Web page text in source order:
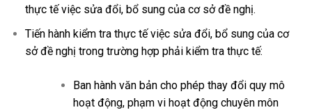
thực tế việc sửa đổi, bổ sung của cơ sở đề nghị.
Tiến hành kiểm tra thực tế việc sửa đổi, bổ sung của cơ
sở đề nghị trong trường hợp phải kiểm tra thực tế:
Ban hành văn bản cho phép thay đổi quy mô
hoạt động, phạm vi hoạt động chuyên môn